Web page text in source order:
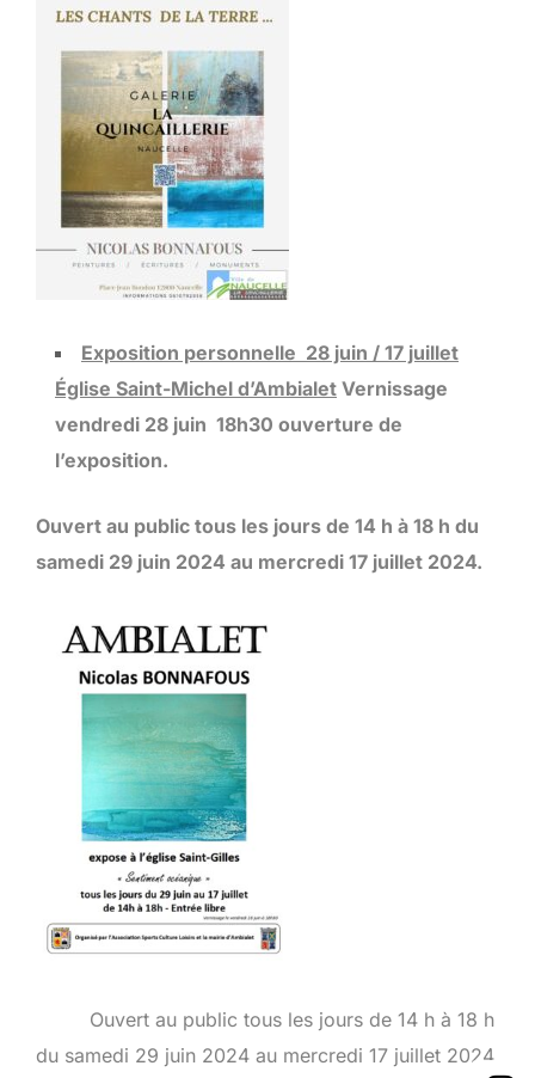
Exposition personnelle 28 juin / 17 juillet
Église Saint-Michel d’Ambialet Vernissage
vendredi 28 juin 18h30 ouverture de
l’exposition.
Ouvert au public tous les jours de 14 h à 18 h du
samedi 29 juin 2024 au mercredi 17 juillet 2024.
Ouvert au public tous les jours de 14 h à 18 h
du samedi 29 juin 2024 au mercredi 17 juillet 2024.